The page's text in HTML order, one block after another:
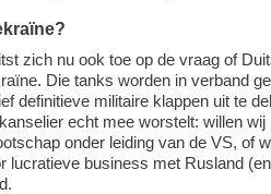
zich nu ook toe op de vraag of
Die tanks worden in verband
definitieve militaire klappen uit te
echt mee worstelt: willen
onder leiding van de VS, of
lucratieve business met Rusland